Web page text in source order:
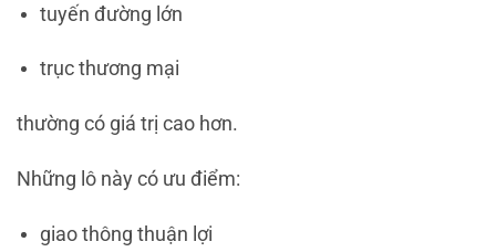
tuyến đường lớn
trục thương mại
thường có giá trị cao hơn.
Những lô này có ưu điểm:
giao thông thuận lợi